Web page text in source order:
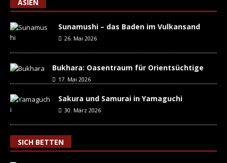
ASIEN
Sunamushi – das Baden im Vulkansand
26. Mai 2026
Bukhara: Oasentraum für Orientsüchtige
17. Mai 2026
Sakura und Samurai in Yamaguchi
30. März 2026
SICH BETTEN